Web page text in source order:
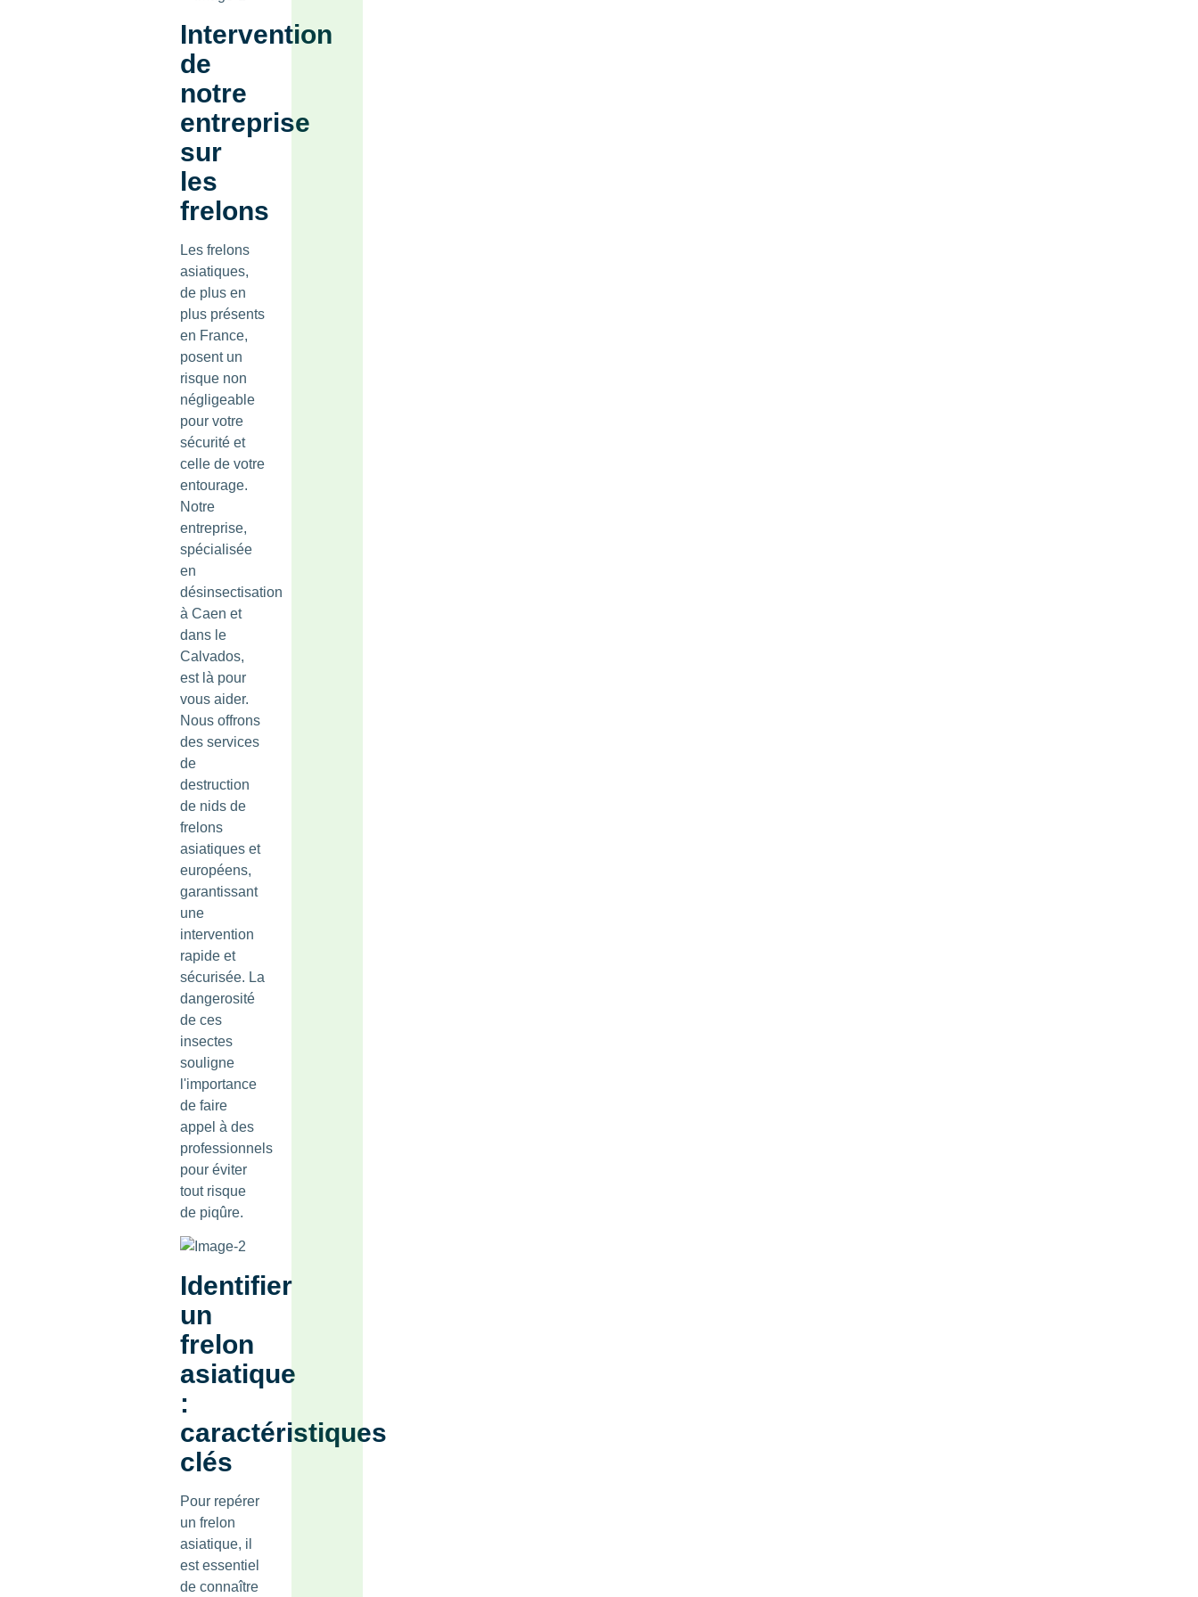
Intervention
de
notre
entreprise
sur
les
frelons
Les frelons
asiatiques,
de plus en
plus présents
en France,
posent un
risque non
négligeable
pour votre
sécurité et
celle de votre
entourage.
Notre
entreprise,
spécialisée
en
désinsectisation
à Caen et
dans le
Calvados,
est là pour
vous aider.
Nous offrons
des services
de
destruction
de nids de
frelons
asiatiques et
européens,
garantissant
une
intervention
rapide et
sécurisée. La
dangerosité
de ces
insectes
souligne
l'importance
de faire
appel à des
professionnels
pour éviter
tout risque
de piqûre.
Identifier
un
frelon
asiatique
:
caractéristiques
clés
Pour repérer
un frelon
asiatique, il
est essentiel
de connaître